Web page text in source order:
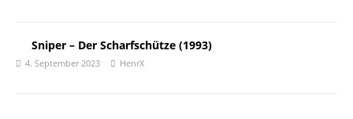
Sniper – Der Scharfschütze (1993)
4. September 2023 HenrX